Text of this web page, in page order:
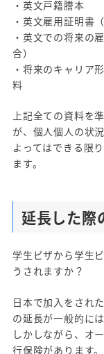
・英文戸籍謄本
・英文雇用証明書
・英文での将来の
合）
・将来のキャリア
料
上記全ての資料を
が、個人個人の状
よってはできる限
ます。
延長した際
学生ビザから学生
うされますか？
日本で加入をされ
の延長が一般的に
しかしながら、オ
行保険があります。